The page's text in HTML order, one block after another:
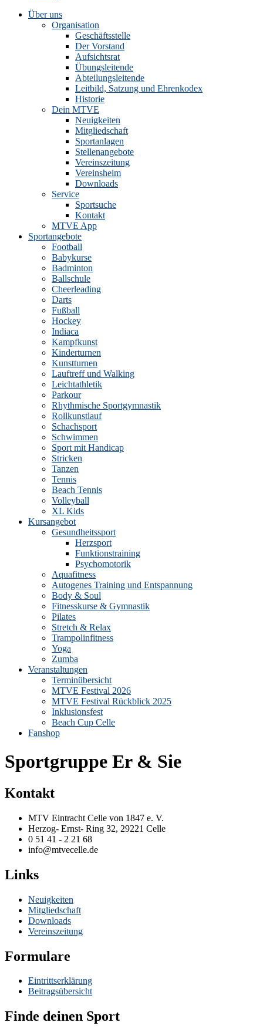
Über uns
Organisation
Geschäftsstelle
Der Vorstand
Aufsichtsrat
Übungsleitende
Abteilungsleitende
Leitbild, Satzung und Ehrenkodex
Historie
Dein MTVE
Neuigkeiten
Mitgliedschaft
Sportanlagen
Stellenangebote
Vereinszeitung
Vereinsheim
Downloads
Service
Sportsuche
Kontakt
MTVE App
Sportangebote
Football
Babykurse
Badminton
Ballschule
Cheerleading
Darts
Fußball
Hockey
Indiaca
Kampfkunst
Kinderturnen
Kunstturnen
Lauftreff und Walking
Leichtathletik
Parkour
Rhythmische Sportgymnastik
Rollkunstlauf
Schachsport
Schwimmen
Sport mit Handicap
Stricken
Tanzen
Tennis
Beach Tennis
Volleyball
XL Kids
Kursangebot
Gesundheitssport
Herzsport
Funktionstraining
Psychomotorik
Aquafitness
Autogenes Training und Entspannung
Body & Soul
Fitnesskurse & Gymnastik
Pilates
Stretch & Relax
Trampolinfitness
Yoga
Zumba
Veranstaltungen
Terminübersicht
MTVE Festival 2026
MTVE Festival Rückblick 2025
Inklusionsfest
Beach Cup Celle
Fanshop
Sportgruppe Er & Sie
Kontakt
MTV Eintracht Celle von 1847 e. V.
Herzog- Ernst- Ring 32, 29221 Celle
0 51 41 - 2 21 68
info@mtvecelle.de
Links
Neuigkeiten
Mitgliedschaft
Downloads
Vereinszeitung
Formulare
Eintrittserklärung
Beitragsübersicht
Finde deinen Sport